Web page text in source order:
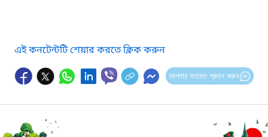
এই কনটেন্টটি শেয়ার করতে ক্লিক করুন
আপনার মতামত প্রদান করুন